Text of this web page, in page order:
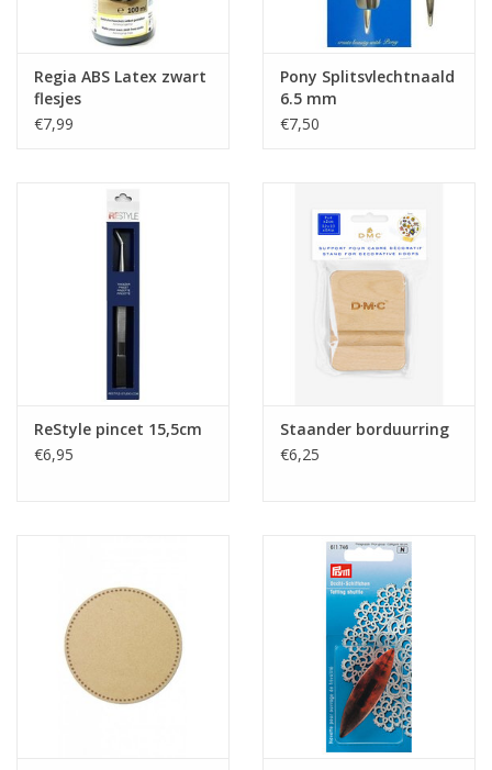
Regia ABS Latex zwart
flesjes
€7,99
Pony Splitsvlechtnaald
6.5 mm
€7,50
ReStyle pincet 15,5cm
€6,95
Staander borduurring
€6,25